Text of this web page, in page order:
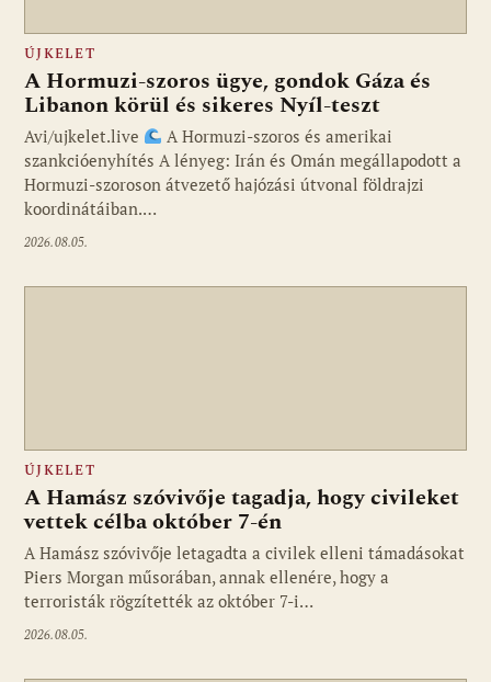
ÚJKELET
A Hormuzi-szoros ügye, gondok Gáza és
Libanon körül és sikeres Nyíl-teszt
Avi/ujkelet.live
A Hormuzi-szoros és amerikai
szankcióenyhítés A lényeg: Irán és Omán megállapodott a
Hormuzi-szoroson átvezető hajózási útvonal földrajzi
koordinátáiban.…
2026.08.05.
ÚJKELET
A Hamász szóvivője tagadja, hogy civileket
vettek célba október 7-én
A Hamász szóvivője letagadta a civilek elleni támadásokat
Piers Morgan műsorában, annak ellenére, hogy a
terroristák rögzítették az október 7-i…
2026.08.05.